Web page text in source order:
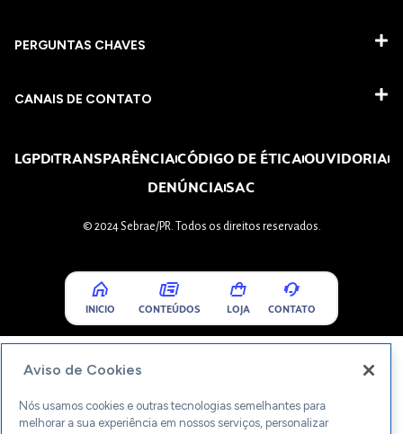
PERGUNTAS CHAVES​
CANAIS DE CONTATO
LGPDTRANSPARÊNCIACÓDIGO DE ÉTICAOUVIDORIA
DENÚNCIASAC
© 2024 Sebrae/PR. Todos os direitos reservados.
INICIO CONTEÚDOS LOJA CONTATO
Aviso de Cookies
Nós usamos cookies e outras tecnologias semelhantes para
melhorar a sua experiência em nossos serviços, personalizar